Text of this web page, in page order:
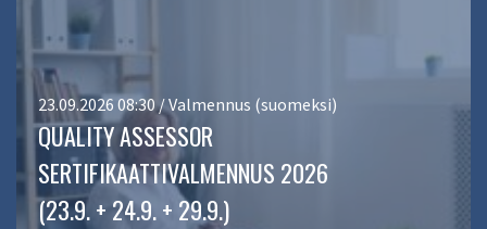
23.09.2026 08:30 / Valmennus (suomeksi)
QUALITY ASSESSOR
SERTIFIKAATTIVALMENNUS 2026
(23.9. + 24.9. + 29.9.)